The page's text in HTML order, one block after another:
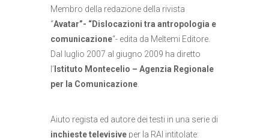
Membro della redazione della rivista
“Avatar”- “Dislocazioni tra antropologia e
comunicazione“- edita da Meltemi Editore.
Dal luglio 2007 al giugno 2009 ha diretto
l’ Istituto Montecelio – Agenzia Regionale
per la Comunicazione.
Aiuto regista ed autore dei testi in una serie di
inchieste televisive per la RAI intitolate: